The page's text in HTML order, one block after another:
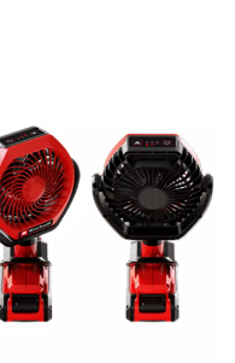
not disclosed to the
owner needs to setup
to add this content
used.
Consent
Platform